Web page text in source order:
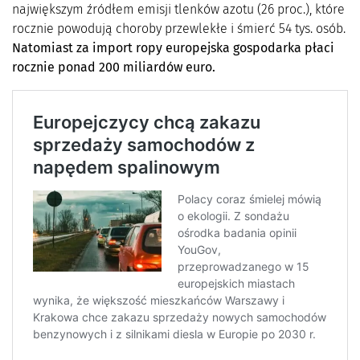
największym źródłem emisji tlenków azotu (26 proc.), które
rocznie powodują choroby przewlekłe i śmierć 54 tys. osób.
Natomiast za import ropy europejska gospodarka płaci
rocznie ponad 200 miliardów euro.